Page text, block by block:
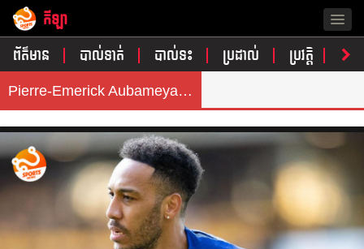
កីឡា
ព័ត៌មាន បាល់ទាត់ បាល់ទះ ប្រដាល់ ប្រវត្តិ​​ វិភា
Pierre-Emerick Aubameyang